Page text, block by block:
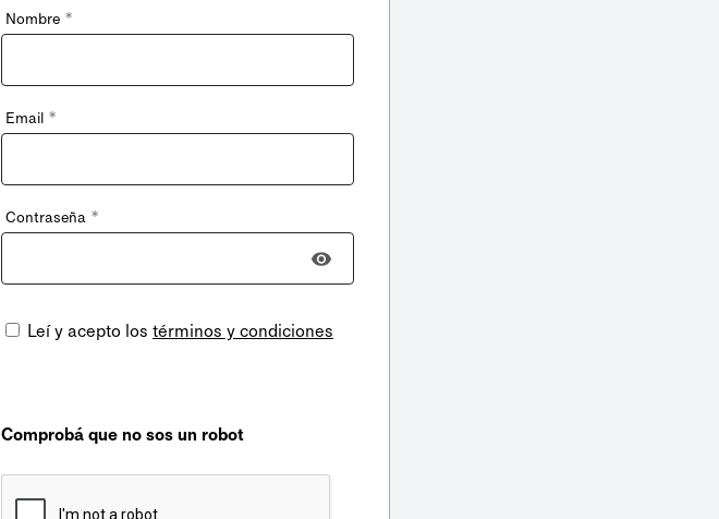
Nombre *
Email *
Contraseña *
Leí y acepto los términos y condiciones
Comprobá que no sos un robot